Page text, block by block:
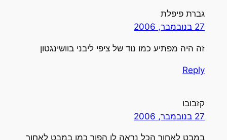
גברת פיפלת
27 בנובמבר, 2006
זה היה מפתיע כמו נוד של ציפי ליבני בוושינגטון
Reply
קזבובו
27 בנובמבר, 2006
במבט לאחור הכל נראה לו הפוך כמו במבט לאחור